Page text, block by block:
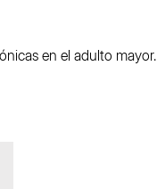
en el adulto mayor.